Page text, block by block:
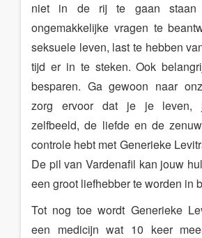
niet in de rij te gaan staan
ongemakkelijke vragen te
seksuele leven, last te hebben
tijd er in te steken. Ook
besparen. Ga gewoon naar
zorg ervoor dat je je leven,
zelfbeeld, de liefde en de
controle hebt met Generieke
De pil van Vardenafil kan jouw
een groot liefhebber te worden in
Tot nog toe wordt Generieke
een medicijn wat 10 keer